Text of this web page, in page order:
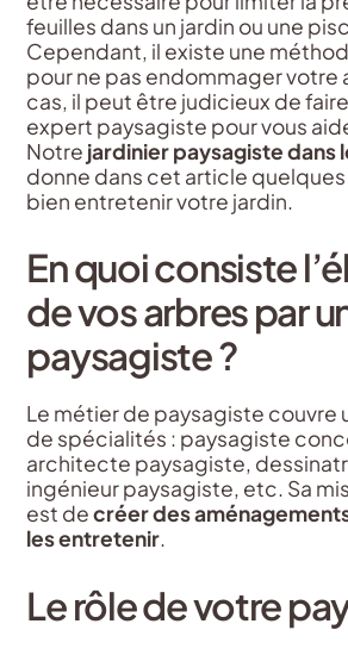
feuilles dans un jardin ou une
Cependant, il existe une
pour ne pas endommager votre
cas, il peut être judicieux de
expert paysagiste pour vous
Notre jardinier paysagiste dans
donne dans cet article
bien entretenir votre jardin.
En quoi consiste
de vos arbres par
paysagiste ?
Le métier de paysagiste couvre
de spécialités : paysagiste
architecte paysagiste,
ingénieur paysagiste, etc. Sa
est decréer des
les entretenir.
Le rôle de votre